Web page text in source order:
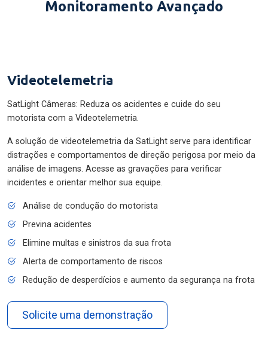
Monitoramento Avançado
Videotelemetria
SatLight Câmeras: Reduza os acidentes e cuide do seu
motorista com a Videotelemetria.
A solução de videotelemetria da SatLight serve para identificar
distrações e comportamentos de direção perigosa por meio da
análise de imagens. Acesse as gravações para verificar
incidentes e orientar melhor sua equipe.
Análise de condução do motorista
Previna acidentes
Elimine multas e sinistros da sua frota
Alerta de comportamento de riscos
Redução de desperdícios e aumento da segurança na frota
Solicite uma demonstração